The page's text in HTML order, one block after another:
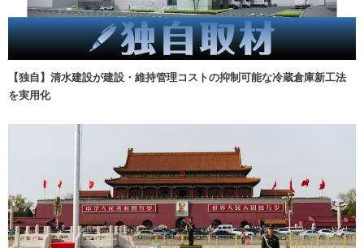
【独自】清水建設が建設・維持管理コストの抑制可能な冷蔵倉庫新工法
を実用化